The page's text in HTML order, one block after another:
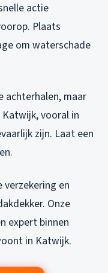
actie
Plaats
om waterschade
achterhalen, maar
vooral in
zijn. Laat een
verzekering en
Onze
expert binnen
in Katwijk.